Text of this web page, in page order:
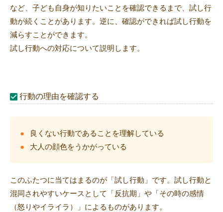
など、子ども自身が知りたいことを確認できるまで、試し行
動が続くことがあります。逆に、確認ができれば試し行動を
減らすことができます。
試し行動への対応について説明します。
行動の理由を確認する
良くない行動であることを理解している
大人の顔色をうかがっている
このふたつに当てはまるのが「試し行動」です。試し行動と
混同されやすいケースとして「反抗期」や「その時の感情
（怒りやイライラ）」によるものがあります。